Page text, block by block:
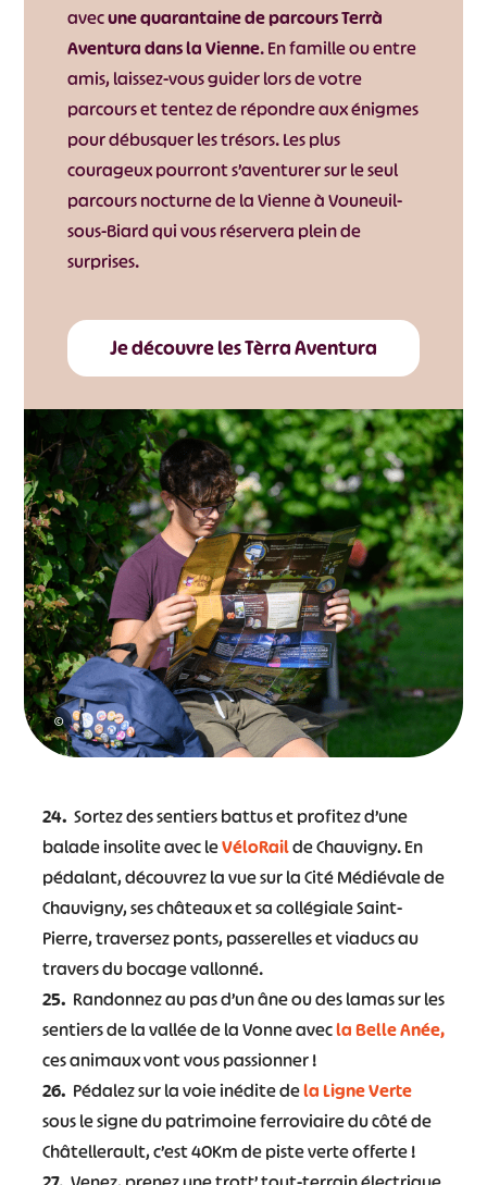
avecune quarantaine de parcours Terrà
Aventura dans la Vienne. En famille ou entre
amis, laissez-vous guider lors de votre
parcours et tentez de répondre aux énigmes
pour débusquer les trésors. Les plus
courageux pourront s’aventurer sur le seul
parcours nocturne de la Vienne à Vouneuil-
sous-Biard qui vous réservera plein de
surprises.
Je découvre les Tèrra Aventura
©
24. Sortez des sentiers battus et profitez d’une
balade insolite avec leVéloRailde Chauvigny. En
pédalant, découvrez la vue sur la Cité Médiévale de
Chauvigny, ses châteaux et sa collégiale Saint-
Pierre, traversez ponts, passerelles et viaducs au
travers du bocage vallonné.
25. Randonnez au pas d’un âne ou des lamas sur les
sentiers de la vallée de la Vonne avecla Belle Anée,
ces animaux vont vous passionner !
26. Pédalez sur la voie inédite dela Ligne Verte
sous le signe du patrimoine ferroviaire du côté de
Châtellerault, c’est 40Km de piste verte offerte !